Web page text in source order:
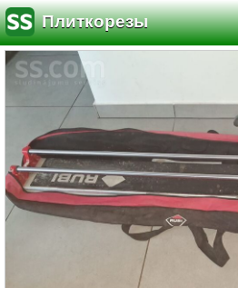
Плиткорезы